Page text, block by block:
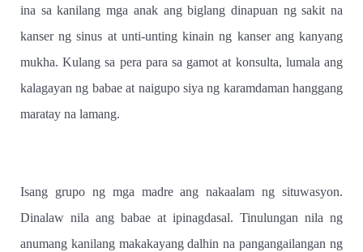
ina sa kanilang mga anak ang biglang dinapuan ng sakit na
kanser ng sinus at unti-unting kinain ng kanser ang kanyang
mukha. Kulang sa pera para sa gamot at konsulta, lumala ang
kalagayan ng babae at naigupo siya ng karamdaman hanggang
maratay na lamang.
Isang grupo ng mga madre ang nakaalam ng situwasyon.
Dinalaw nila ang babae at ipinagdasal. Tinulungan nila ng
anumang kanilang makakayang dalhin na pangangailangan ng